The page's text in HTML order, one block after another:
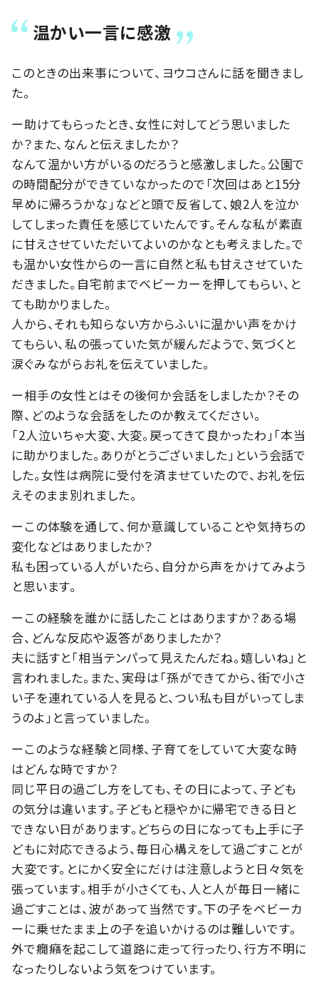
温かい一言に感激
このときの出来事について、ヨウコさんに話を聞きまし
た。
ー助けてもらったとき、女性に対してどう思いました
か？また、なんと伝えましたか？
なんて温かい方がいるのだろうと感激しました。公園で
の時間配分ができていなかったので「次回はあと15分
早めに帰ろうかな」などと頭で反省して、娘2人を泣か
してしまった責任を感じていたんです。そんな私が素直
に甘えさせていただいてよいのかなとも考えました。で
も温かい女性からの一言に自然と私も甘えさせていた
だきました。自宅前までベビーカーを押してもらい、と
ても助かりました。
人から、それも知らない方からふいに温かい声をかけ
てもらい、私の張っていた気が緩んだようで、気づくと
涙ぐみながらお礼を伝えていました。
ー相手の女性とはその後何か会話をしましたか？その
際、どのような会話をしたのか教えてください。
「2人泣いちゃ大変、大変。戻ってきて良かったわ」「本当
に助かりました。ありがとうございました」という会話で
した。女性は病院に受付を済ませていたので、お礼を伝
えそのまま別れました。
ーこの体験を通して、何か意識していることや気持ちの
変化などはありましたか？
私も困っている人がいたら、自分から声をかけてみよう
と思います。
ーこの経験を誰かに話したことはありますか？ある場
合、どんな反応や返答がありましたか？
夫に話すと「相当テンパって見えたんだね。嬉しいね」と
言われました。また、実母は「孫ができてから、街で小さ
い子を連れている人を見ると、つい私も目がいってしま
うのよ」と言っていました。
ーこのような経験と同様、子育てをしていて大変な時
はどんな時ですか？
同じ平日の過ごし方をしても、その日によって、子ども
の気分は違います。子どもと穏やかに帰宅できる日と
できない日があります。どちらの日になっても上手に子
どもに対応できるよう、毎日心構えをして過ごすことが
大変です。とにかく安全にだけは注意しようと日々気を
張っています。相手が小さくても、人と人が毎日一緒に
過ごすことは、波があって当然です。下の子をベビーカ
ーに乗せたまま上の子を追いかけるのは難しいです。
外で癇癪を起こして道路に走って行ったり、行方不明に
なったりしないよう気をつけています。